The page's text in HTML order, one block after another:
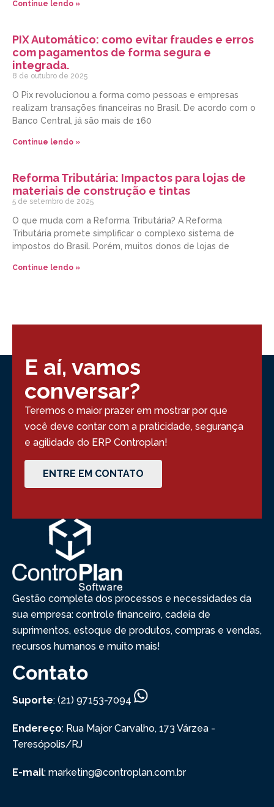
Continue lendo »
PIX Automático: como evitar fraudes e erros
com pagamentos de forma segura e
integrada.
8 de outubro de 2025
O Pix revolucionou a forma como pessoas e empresas
realizam transações financeiras no Brasil. De acordo com o
Banco Central, já são mais de 160
Continue lendo »
Reforma Tributária: Impactos para lojas de
materiais de construção e tintas
5 de setembro de 2025
O que muda com a Reforma Tributária? A Reforma
Tributária promete simplificar o complexo sistema de
impostos do Brasil. Porém, muitos donos de lojas de
Continue lendo »
E aí, vamos
conversar?
Teremos o maior prazer em mostrar por que
você deve contar com a praticidade, segurança
e agilidade do ERP Controplan!
ENTRE EM CONTATO
Gestão completa dos processos e necessidades da
sua empresa: controle financeiro, cadeia de
suprimentos, estoque de produtos, compras e vendas,
recursos humanos e muito mais!
Contato
Suporte: (21) 97153-7094
Endereço: Rua Major Carvalho, 173 Várzea -
Teresópolis/RJ
E-mail: marketing@controplan.com.br